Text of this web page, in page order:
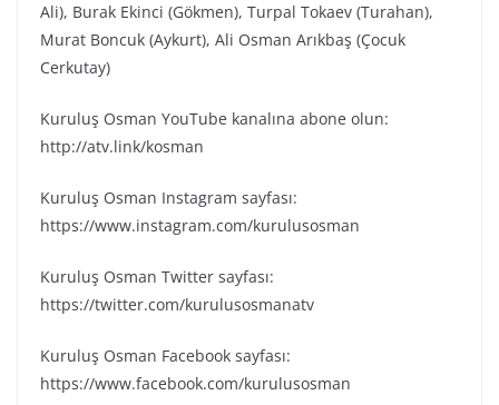
Ali), Burak Ekinci (Gökmen), Turpal Tokaev (Turahan),
Murat Boncuk (Aykurt), Ali Osman Arıkbaş (Çocuk
Cerkutay)
Kuruluş Osman YouTube kanalına abone olun:
http://atv.link/kosman
Kuruluş Osman Instagram sayfası:
https://www.instagram.com/kurulusosman
Kuruluş Osman Twitter sayfası:
https://twitter.com/kurulusosmanatv
Kuruluş Osman Facebook sayfası:
https://www.facebook.com/kurulusosman